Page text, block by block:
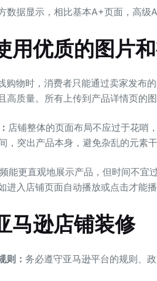
数据显示，相比基本A+页面，高级
用优质的图片
购物时，消费者只能通过卖家发布
高质量。所有上传到产品详情页的
店铺整体的页面布局不应过于花哨
，突出产品本身，避免杂乱的元素干
能更直观地展示产品，但时间不宜
进入店铺页面自动播放或点击才能
马逊店铺装修
则： 务必遵守亚马逊平台的规则、